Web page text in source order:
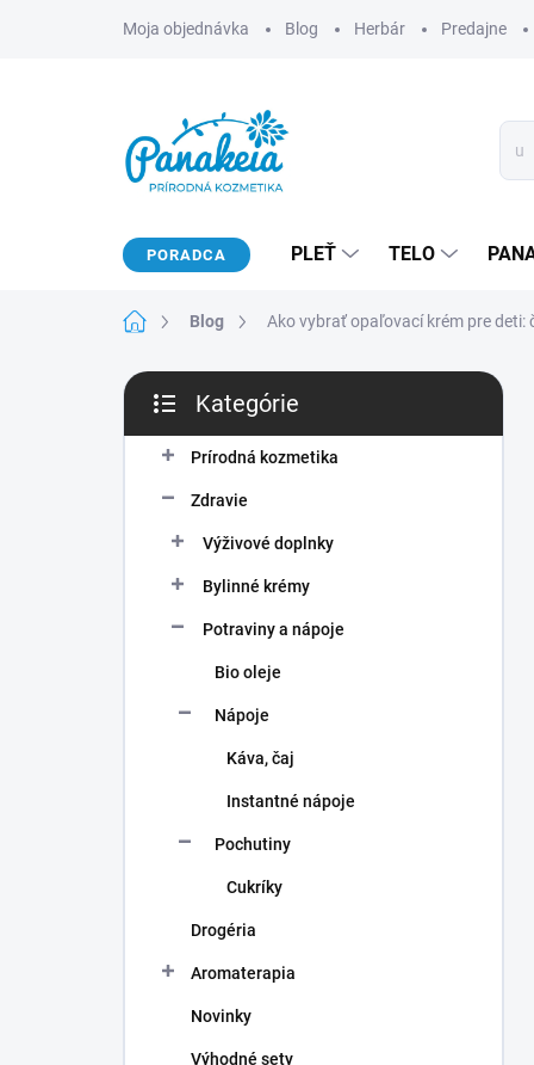
Moja objednávka Blog Herbár Predajne
PORADCA PLEŤ TELO
DomovBlog Ako vybrať opaľovací krém pre
B
č
kategórie
Kategórie
Prírodná kozmetika
Zdravie
Výživové doplnky
Bylinné krémy
Potraviny a nápoje
Bio oleje
Nápoje
Káva, čaj
Instantné nápoje
Pochutiny
Cukríky
Drogéria
Aromaterapia
Novinky
Výhodné sety